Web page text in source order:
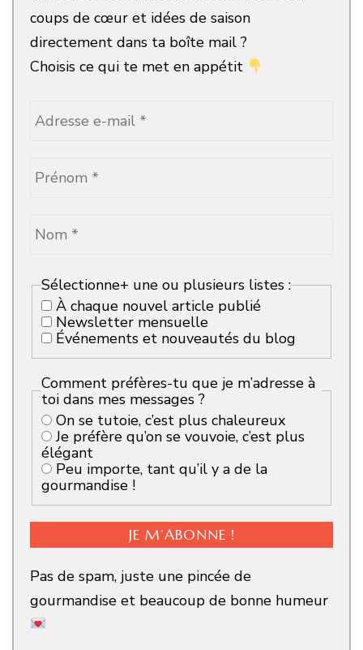
coups de cœur et idées de saison
directement dans ta boîte mail ?
Choisis ce qui te met en appétit
Sélectionne+ une ou plusieurs listes :
À chaque nouvel article publié
Newsletter mensuelle
Événements et nouveautés du blog
Comment préfères-tu que je m’adresse à
toi dans mes messages ?
On se tutoie, c’est plus chaleureux
Je préfère qu’on se vouvoie, c’est plus
élégant
gourmandise !
Pas de spam, juste une pincée de
gourmandise et beaucoup de bonne humeur